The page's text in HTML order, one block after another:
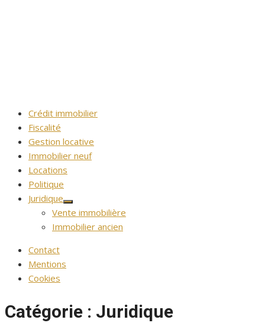
Crédit immobilier
Fiscalité
Gestion locative
Immobilier neuf
Locations
Politique
Juridique
Afficher
le
sous-
menu
Vente immobilière
Immobilier ancien
Contact
Mentions
Cookies
Catégorie : Juridique